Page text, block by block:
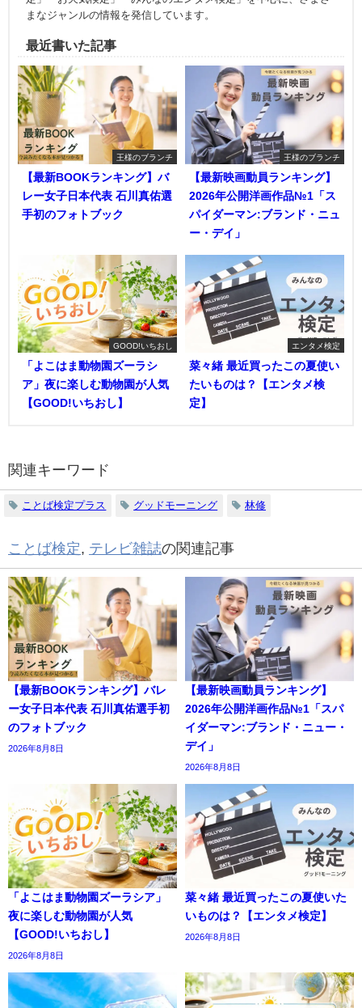
まなジャンルの情報を発信しています。
最近書いた記事
王様のブランチ
【最新BOOKランキング】バ
レー女子日本代表 石川真佑選
手初のフォトブック
王様のブランチ
【最新映画動員ランキング】
2026年公開洋画作品№1「ス
パイダーマン:ブランド・ニュ
ー・デイ」
GOOD!いちおし
「よこはま動物園ズーラシ
ア」夜に楽しむ動物園が人気
【GOOD!いちおし】
エンタメ検定
菜々緒 最近買ったこの夏使い
たいものは？【エンタメ検
定】
関連キーワード
ことば検定プラス グッドモーニング 林修
ことば検定, テレビ雑誌の関連記事
【最新BOOKランキング】バレ
ー女子日本代表 石川真佑選手初
のフォトブック
2026年8月8日
【最新映画動員ランキング】
2026年公開洋画作品№1「スパ
イダーマン:ブランド・ニュー・
デイ」
2026年8月8日
「よこはま動物園ズーラシア」
夜に楽しむ動物園が人気
【GOOD!いちおし】
2026年8月8日
菜々緒 最近買ったこの夏使いた
いものは？【エンタメ検定】
2026年8月8日